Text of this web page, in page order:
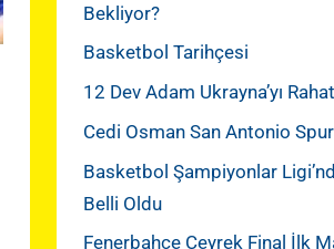
Bekliyor?
Basketbol Tarihçesi
12 Dev Adam Ukrayna’yı
Cedi Osman San Antonio
Basketbol Şampiyonlar
Belli Oldu
Fenerbahçe Çeyrek Final İlk